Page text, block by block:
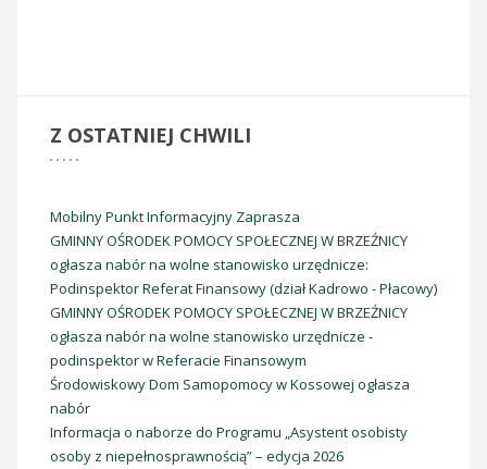
Dom Seniora - Marcyporęba
Z OSTATNIEJ CHWILI
Mobilny Punkt Informacyjny Zaprasza
GMINNY OŚRODEK POMOCY SPOŁECZNEJ W BRZEŹNICY
ogłasza nabór na wolne stanowisko urzędnicze:
Podinspektor Referat Finansowy (dział Kadrowo - Płacowy)
GMINNY OŚRODEK POMOCY SPOŁECZNEJ W BRZEŹNICY
ogłasza nabór na wolne stanowisko urzędnicze -
podinspektor w Referacie Finansowym
Środowiskowy Dom Samopomocy w Kossowej ogłasza
nabór
Informacja o naborze do Programu „Asystent osobisty
osoby z niepełnosprawnością” – edycja 2026